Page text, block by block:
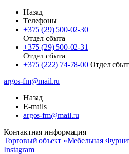
Назад
Телефоны
+375 (29) 500-02-30
Отдел сбыта
+375 (29) 500-02-31
Отдел сбыта
+375 (222) 74-78-00 Отдел
argos-fm@mail.ru
Назад
E-mails
argos-fm@mail.ru
Контактная информация
Торговый объект «Мебельная
Instagram